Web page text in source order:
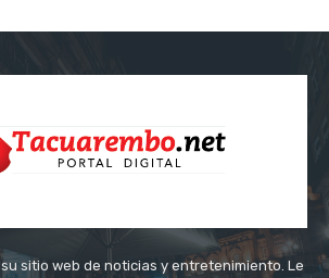
sitio web de noticias y entretenimiento. Le